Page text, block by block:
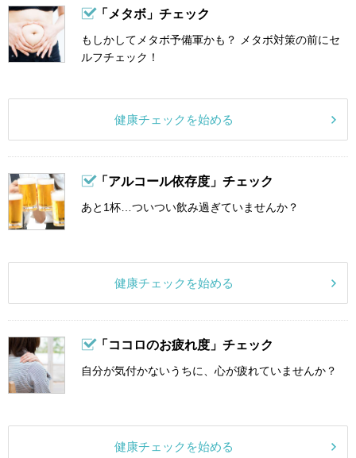
「メタボ」チェック
もしかしてメタボ予備軍かも？ メタボ対策の前にセ
ルフチェック！
健康チェックを始める
「アルコール依存度」チェック
あと1杯…ついつい飲み過ぎていませんか？
健康チェックを始める
「ココロのお疲れ度」チェック
自分が気付かないうちに、心が疲れていませんか？
健康チェックを始める